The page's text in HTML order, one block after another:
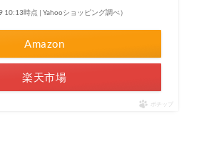
10:13時点 | Yahooショッピング調べ）
Amazon
楽天市場
ポチップ